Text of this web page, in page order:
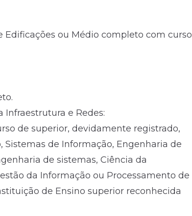
ou Médio completo com curso
e Redes:
de superior, devidamente registrado,
de Informação, Engenharia de
de sistemas, Ciência da
da Informação ou Processamento de
de Ensino superior reconhecida